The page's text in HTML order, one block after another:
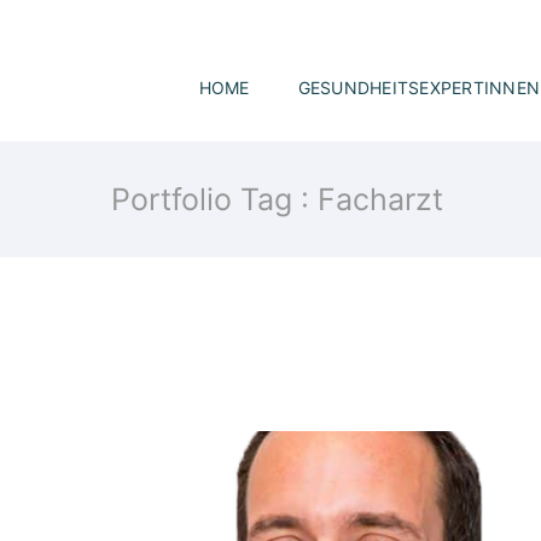
HOME GESUNDHEITSEXPERTINNEN
Portfolio Tag : Facharzt